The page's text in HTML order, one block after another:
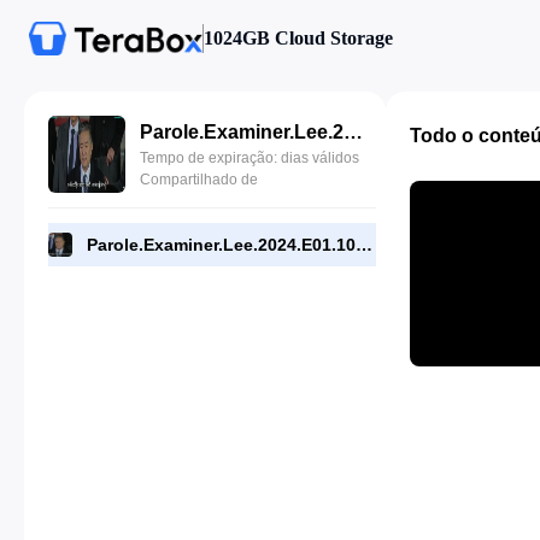
1024GB Cloud Storage
Parole.Examiner.Lee.2024.E01.1080p.WEB.[RMC].mp4
Tempo de expiração: dias válidos
Compartilhado de
Parole.Examiner.Lee.2024.E01.1080p.WEB.[RMC].mp4
Todo o